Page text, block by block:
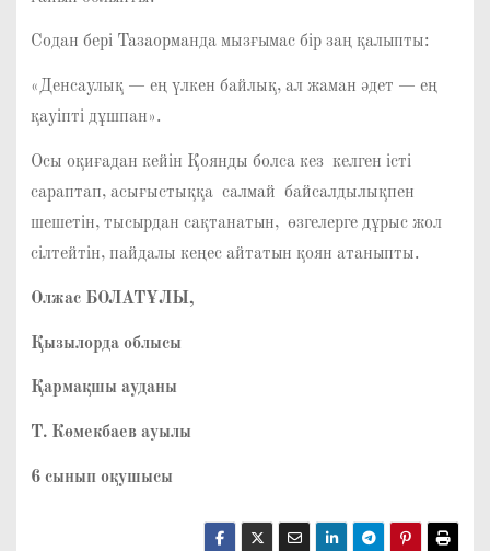
Содан бері Тазаорманда мызғымас бір заң қалыпты:
«Денсаулық — ең үлкен байлық, ал жаман әдет — ең
қауіпті дұшпан».
Осы оқиғадан кейін Қоянды болса кез келген істі
сараптап, асығыстыққа салмай байсалдылықпен
шешетін, тысырдан сақтанатын, өзгелерге дұрыс жол
сілтейтін, пайдалы кеңес айтатын қоян атаныпты.
Олжас БОЛАТҰЛЫ,
Қызылорда облысы
Қармақшы ауданы
Т. Көмекбаев ауылы
6 сынып оқушысы